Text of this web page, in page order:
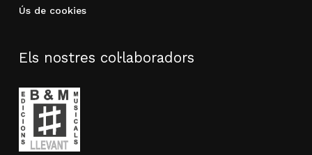
Ús de cookies
Els nostres col·laboradors